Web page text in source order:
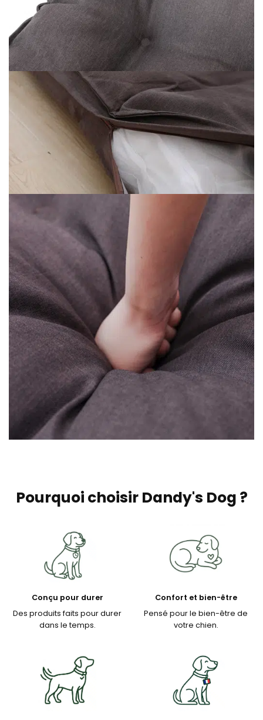
Pourquoi choisir Dandy's Dog ?
Conçu pour durer
Des produits faits pour durer
dans le temps.
Confort et bien-être
Pensé pour le bien-être de
votre chien.